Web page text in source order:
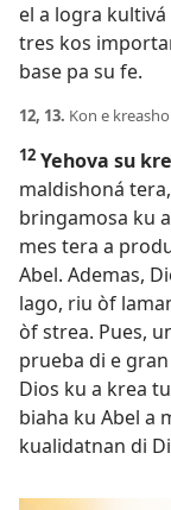
el a logra kultivá
tres kos
base pa su fe.
12, 13. Kon e
12 Yehova su
maldishoná
bringamosa ku
mes tera a
Abel. Ademas,
lago, riu òf
òf strea. Pues,
prueba di e
Dios ku a krea
biaha ku Abel a
kualidatnan di